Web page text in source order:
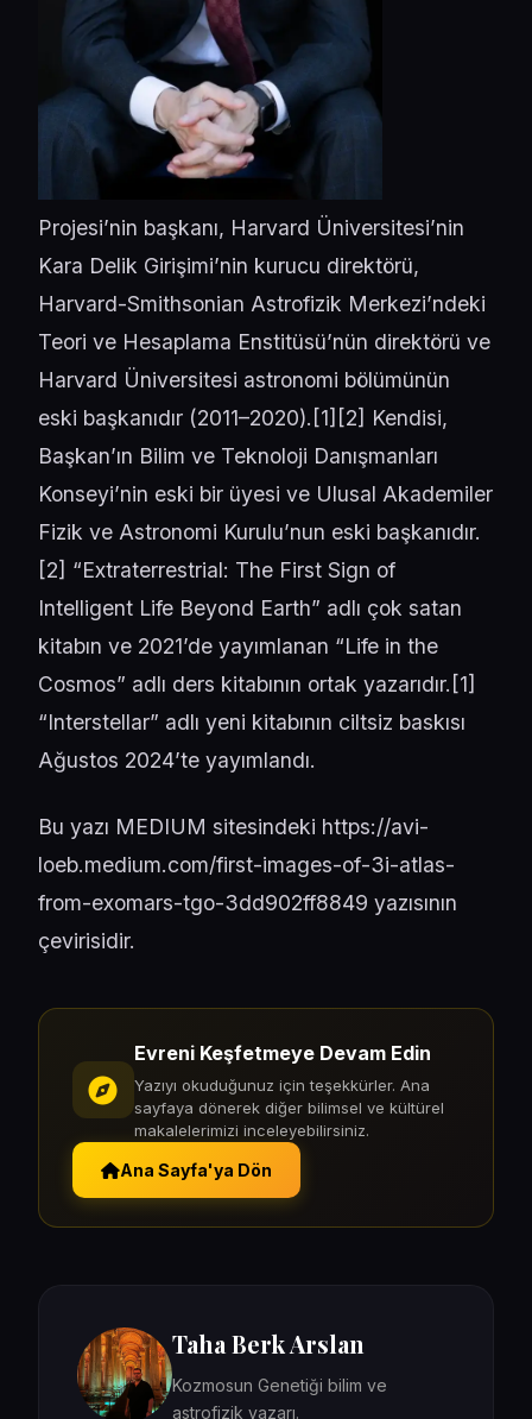
Projesi’nin başkanı, Harvard Üniversitesi’nin
Kara Delik Girişimi’nin kurucu direktörü,
Harvard-Smithsonian Astrofizik Merkezi’ndeki
Teori ve Hesaplama Enstitüsü’nün direktörü ve
Harvard Üniversitesi astronomi bölümünün
eski başkanıdır (2011–2020).[1][2] Kendisi,
Başkan’ın Bilim ve Teknoloji Danışmanları
Konseyi’nin eski bir üyesi ve Ulusal Akademiler
Fizik ve Astronomi Kurulu’nun eski başkanıdır.
[2] “Extraterrestrial: The First Sign of
Intelligent Life Beyond Earth” adlı çok satan
kitabın ve 2021’de yayımlanan “Life in the
Cosmos” adlı ders kitabının ortak yazarıdır.[1]
“Interstellar” adlı yeni kitabının ciltsiz baskısı
Ağustos 2024’te yayımlandı.
Bu yazı MEDIUM sitesindeki https://avi-
loeb.medium.com/first-images-of-3i-atlas-
from-exomars-tgo-3dd902ff8849 yazısının
çevirisidir.
Evreni Keşfetmeye Devam Edin
Yazıyı okuduğunuz için teşekkürler. Ana
sayfaya dönerek diğer bilimsel ve kültürel
makalelerimizi inceleyebilirsiniz.
Ana Sayfa'ya Dön
Taha Berk Arslan
Kozmosun Genetiği bilim ve
astrofizik yazarı.